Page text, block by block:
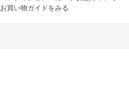
お買い物ガイドをみる